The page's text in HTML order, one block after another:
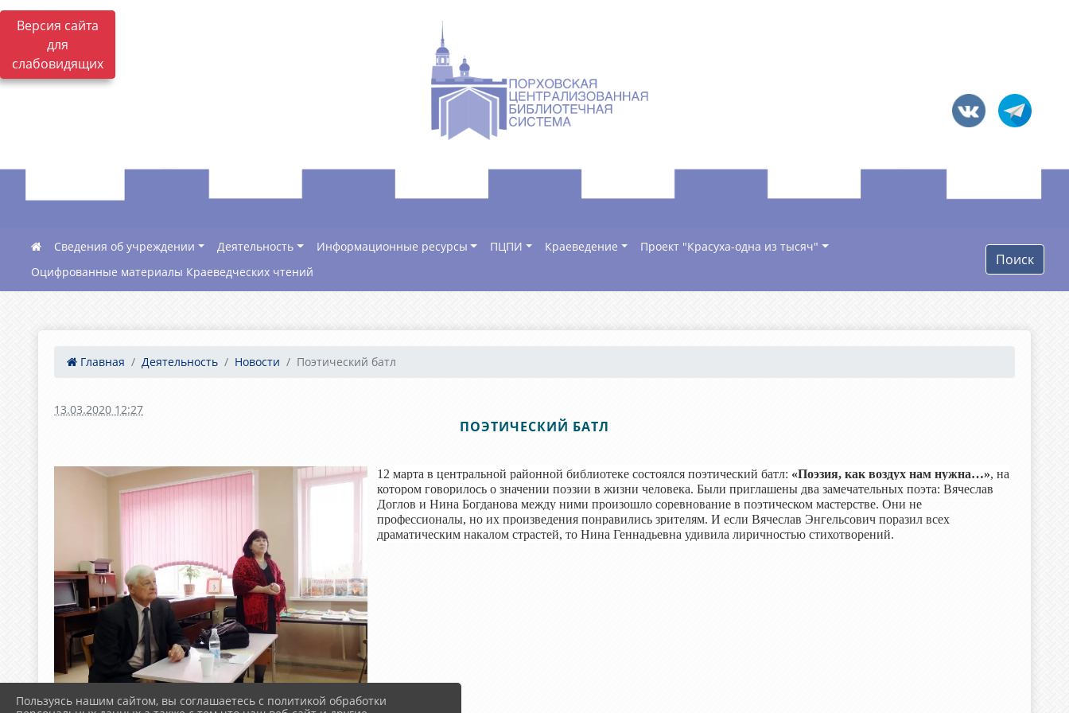
Версия сайта
для
слабовидящих
Сведения об учреждении Деятельность Информационные ресурсы ПЦПИ Краеведение
Проект "Красуха-одна из тысяч"
Оцифрованные материалы Краеведческих чтений
Поиск
Главная Деятельность Новости Поэтический батл
13.03.2020 12:27
ПОЭТИЧЕСКИЙ БАТЛ
12 марта в центральной районной библиотеке состоялся поэтический батл: «Поэзия, как воздух нам нужна…», на
котором говорилось о значении поэзии в жизни человека. Были приглашены два замечательных поэта: Вячеслав
Доглов и Нина Богданова между ними произошло соревнование в поэтическом мастерстве. Они не
профессионалы, но их произведения понравились зрителям. И если Вячеслав Энгельсович поразил всех
драматическим накалом страстей, то Нина Геннадьевна удивила лиричностью стихотворений.
Пользуясь нашим сайтом, вы соглашаетесь с политикой обработки